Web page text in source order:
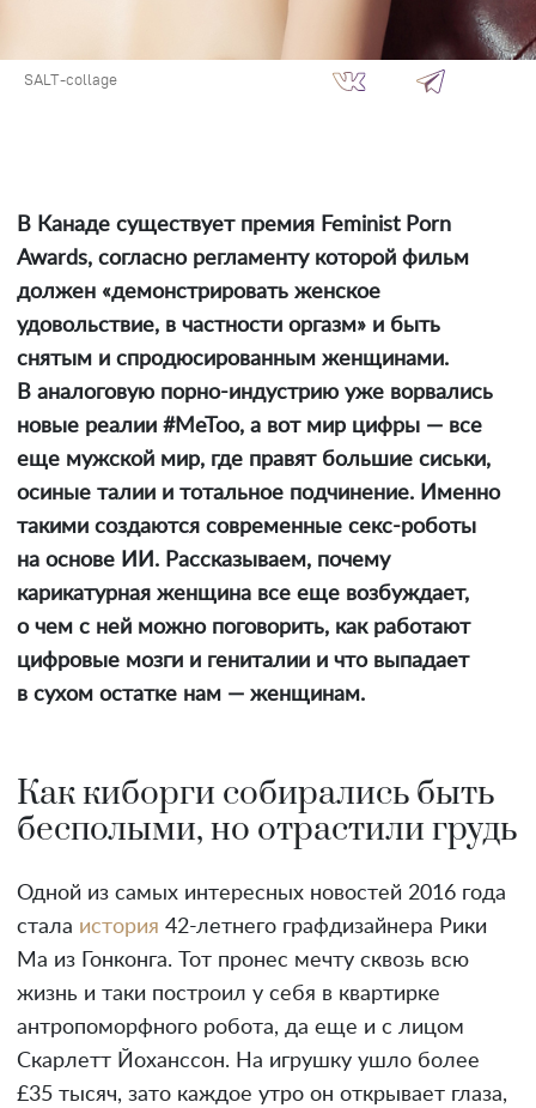
SALT-collage
В Канаде существует премия Feminist Porn
Awards, согласно регламенту которой фильм
должен «демонстрировать женское
удовольствие, в частности оргазм» и быть
снятым и спродюсированным женщинами.
В аналоговую порно-индустрию уже ворвались
новые реалии #MeToo, а вот мир цифры — все
еще мужской мир, где правят большие сиськи,
осиные талии и тотальное подчинение. Именно
такими создаются современные секс-роботы
на основе ИИ. Рассказываем, почему
карикатурная женщина все еще возбуждает,
о чем с ней можно поговорить, как работают
цифровые мозги и гениталии и что выпадает
в сухом остатке нам — женщинам.
Как киборги собирались быть
бесполыми, но отрастили грудь
Одной из самых интересных новостей 2016 года
стала история 42-летнего графдизайнера Рики
Ма из Гонконга. Тот пронес мечту сквозь всю
жизнь и таки построил у себя в квартирке
антропоморфного робота, да еще и с лицом
Скарлетт Йоханссон. На игрушку ушло более
£35 тысяч, зато каждое утро он открывает глаза,